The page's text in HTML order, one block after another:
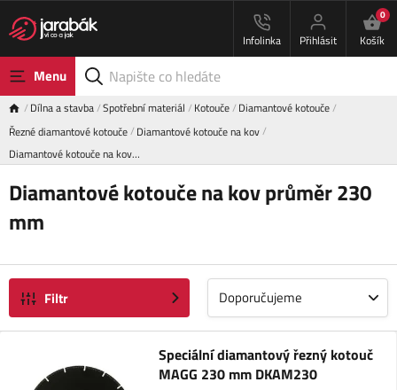
Infolinka Přihlásit
0
Košík
Menu
Dílna a stavba Spotřební materiál Kotouče Diamantové kotouče
Řezné diamantové kotouče Diamantové kotouče na kov
Diamantové kotouče na kov…
Diamantové kotouče na kov průměr 230
mm
Filtr Doporučujeme
Speciální diamantový řezný kotouč
MAGG 230 mm DKAM230